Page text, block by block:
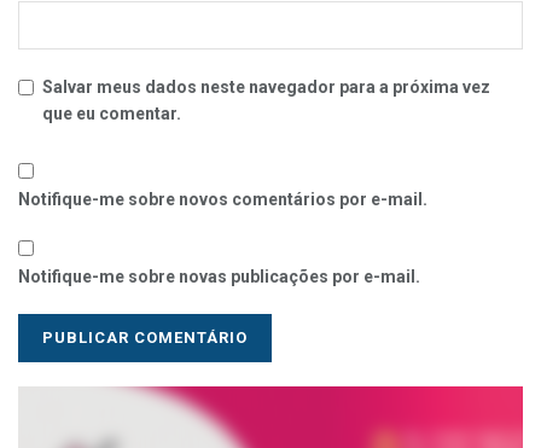
Salvar meus dados neste navegador para a próxima vez
que eu comentar.
Notifique-me sobre novos comentários por e-mail.
Notifique-me sobre novas publicações por e-mail.